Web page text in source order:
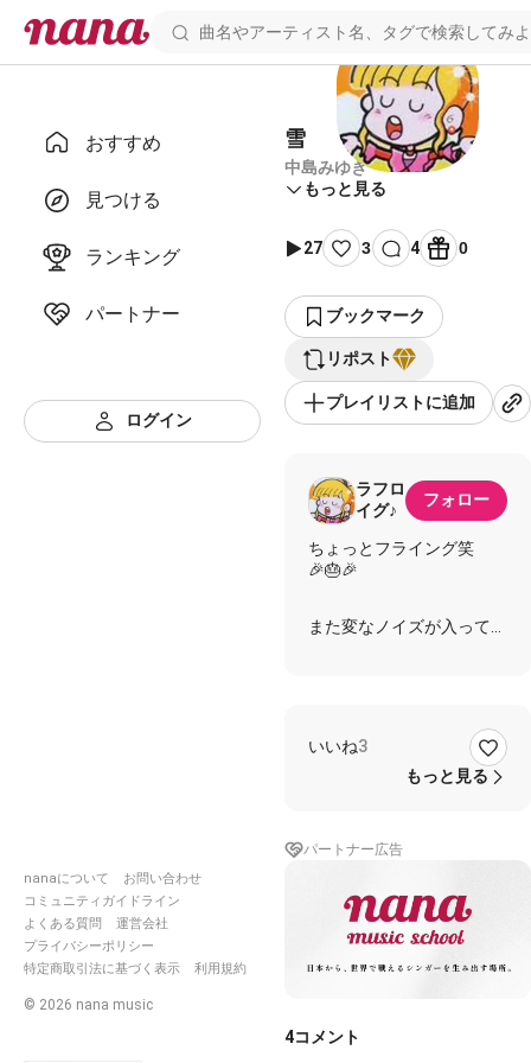
おすすめ
見つける
ランキング
パートナー
ログイン
nanaについて
お問い合わせ
コミュニティガイドライン
よくある質問
運営会社
プライバシーポリシー
特定商取引法に基づく表示
利用規約
© 2026 nana music
雪
中島みゆき
もっと見る
27 3 4 0
ブックマーク
リポスト
プレイリストに追加
ラフロ
イグ♪︎
フォロー
ちょっとフライング笑
🎉🎂🎉
また変なノイズが入ってる
雪 気がつけばいつしか
永い別れ 私に告げました
あの人が旅立つ前に
抱いたまま 消えてしまう
いいね3
もっと見る
パートナー広告
4コメント